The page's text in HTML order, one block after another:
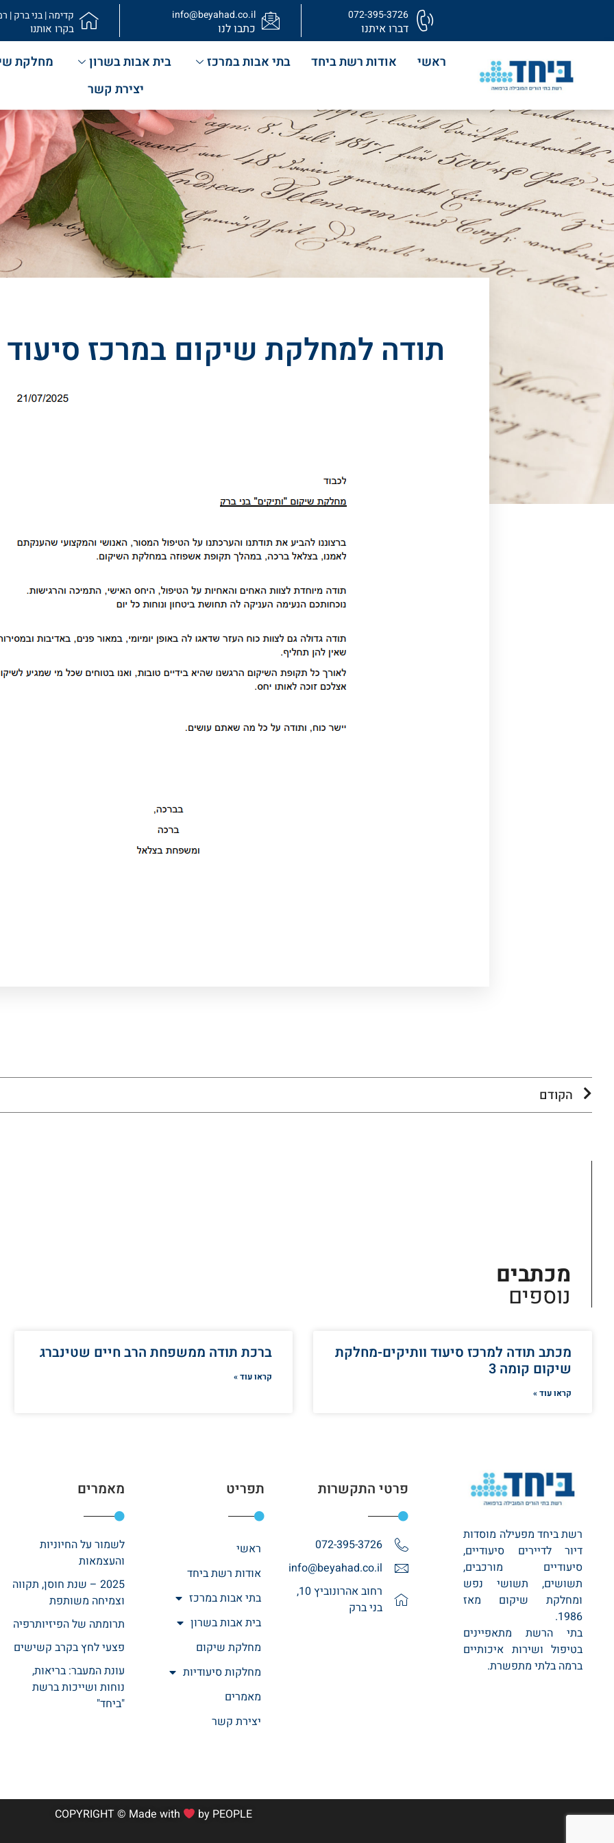
072-395-3726
דברו איתנו
info@beyahad.co.il
כתבו לנו
קדימה | בני ברק |
בקרו אותנו
ראשי אודות רשת ביחד בתי אבות במרכז בית אבות בשרון
מחלקת
יצירת קשר
תודה למחלקת שיקום במרכז סיעוד
הקודם
מכתבים
נוספים
מכתב תודה למרכז סיעוד וותיקים-מחלקת
שיקום קומה 3
קראו עוד »
ברכת תודה ממשפחת הרב חיים שטינברג
קראו עוד »
רשת ביחד מפעילה מוסדות
דיור לדיירים סיעודיים,
סיעודיים מורכבים,
תשושים, תשושי נפש
ומחלקת שיקום מאז
1986.
בתי הרשת מתאפיינים
בטיפול ושירות איכותיים
ברמה בלתי מתפשרת.
פרטי התקשרות
072-395-3726
info@beyahad.co.il
רחוב אהרונוביץ 10,
בני ברק
תפריט
ראשי
אודות רשת ביחד
בתי אבות במרכז
בית אבות בשרון
מחלקת שיקום
מחלקות סיעודיות
מאמרים
יצירת קשר
מאמרים
לשמור על החיוניות
והעצמאות
2025 – שנת חוסן, תקווה
וצמיחה משותפת
תרומתה של הפיזיותרפיה
פצעי לחץ בקרב קשישים
עונת המעבר: בריאות,
נוחות ושייכות ברשת
"ביחד"
COPYRIGHT © Made with by PEOPLE